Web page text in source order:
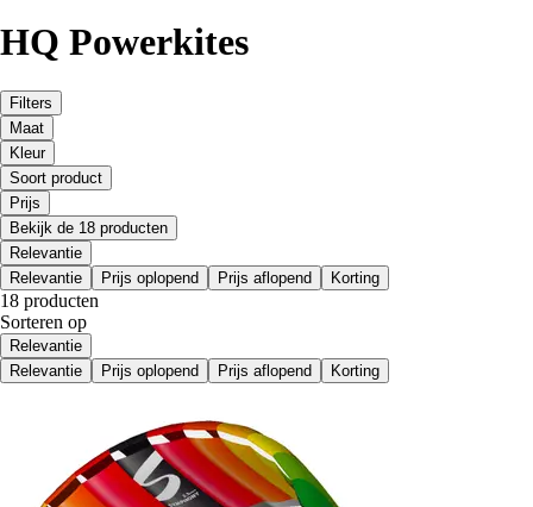
HQ Powerkites
Filters
Maat
Kleur
Soort product
Prijs
Bekijk de 18 producten
Relevantie
Relevantie
Prijs oplopend Prijs aflopend Korting
18 producten
Sorteren op
Relevantie
Relevantie
Prijs oplopend Prijs aflopend Korting